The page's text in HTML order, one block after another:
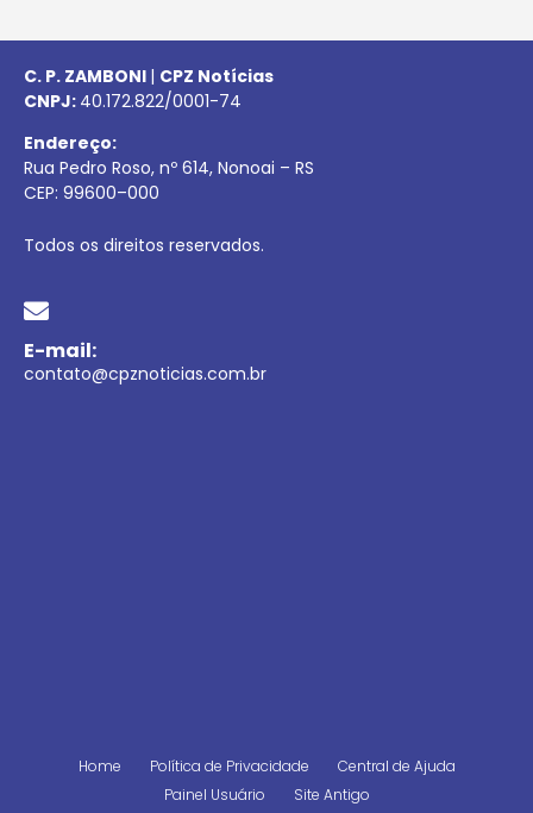
C. P. ZAMBONI | CPZ Notícias
CNPJ: 40.172.822/0001-74
Endereço:
Rua Pedro Roso, nº 614, Nonoai – RS
CEP: 99600–000
Todos os direitos reservados.
E-mail:
contato@cpznoticias.com.br
Home Política de Privacidade
Central de Ajuda
Painel Usuário
Site Antigo